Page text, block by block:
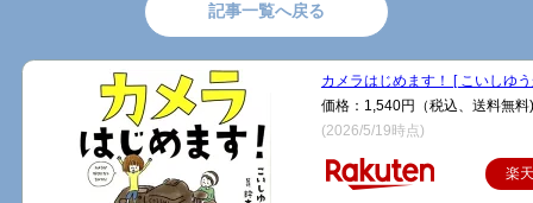
記事一覧へ戻る
カメラはじめます！ [ こいしゆ
価格：1,540円（税込、送料無料)
(2026/5/19時点)
楽